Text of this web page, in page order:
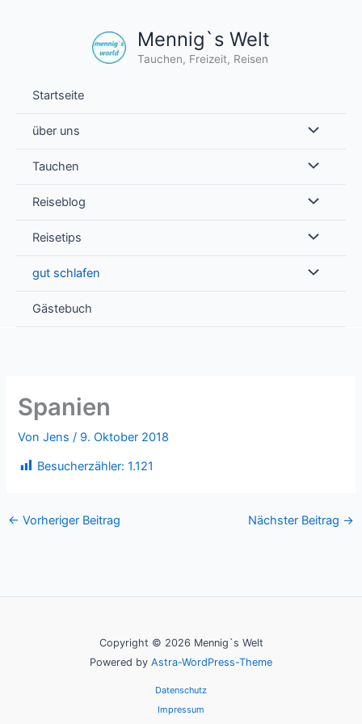
Mennig`s Welt
Tauchen, Freizeit, Reisen
Startseite
über uns
Tauchen
Reiseblog
Reisetips
gut schlafen
Gästebuch
Spanien
VonJens/ 9. Oktober 2018
Besucherzähler: 1.121
← Vorheriger Beitrag Nächster Beitrag →
Copyright © 2026 Mennig`s Welt
Powered by Astra-WordPress-Theme
Datenschutz
Impressum